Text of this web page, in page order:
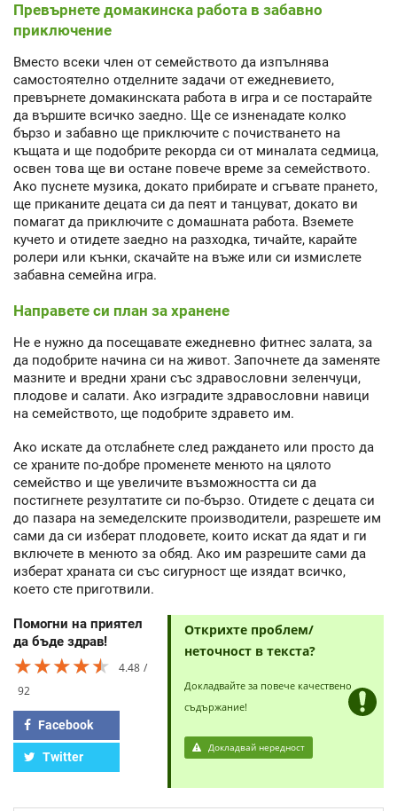
Превърнете домакинска работа в забавно
приключение
Вместо всеки член от семейството да изпълнява
самостоятелно отделните задачи от ежедневието,
превърнете домакинската работа в игра и се постарайте
да вършите всичко заедно. Ще се изненадате колко
бързо и забавно ще приключите с почистването на
къщата и ще подобрите рекорда си от миналата седмица,
освен това ще ви остане повече време за семейството.
Ако пуснете музика, докато прибирате и сгъвате прането,
ще приканите децата си да пеят и танцуват, докато ви
помагат да приключите с домашната работа. Вземете
кучето и отидете заедно на разходка, тичайте, карайте
ролери или кънки, скачайте на въже или си измислете
забавна семейна игра.
Направете си план за хранене
Не е нужно да посещавате ежедневно фитнес залата, за
да подобрите начина си на живот. Започнете да заменяте
мазните и вредни храни със здравословни зеленчуци,
плодове и салати. Ако изградите здравословни навици
на семейството, ще подобрите здравето им.
Ако искате да отслабнете след раждането или просто да
се храните по-добре променете менюто на цялото
семейство и ще увеличите възможността си да
постигнете резултатите си по-бързо. Отидете с децата си
до пазара на земеделските производители, разрешете им
сами да си изберат плодовете, които искат да ядат и ги
включете в менюто за обяд. Ако им разрешите сами да
изберат храната си със сигурност ще изядат всичко,
което сте приготвили.
Помогни на приятел
да бъде здрав!
★★★★★
★★★★★
★★★★★
4.48
92
Facebook
Twitter
Открихте проблем/
неточност в текста?
Докладвайте за повече качествено
съдържание!
Докладвай нередност